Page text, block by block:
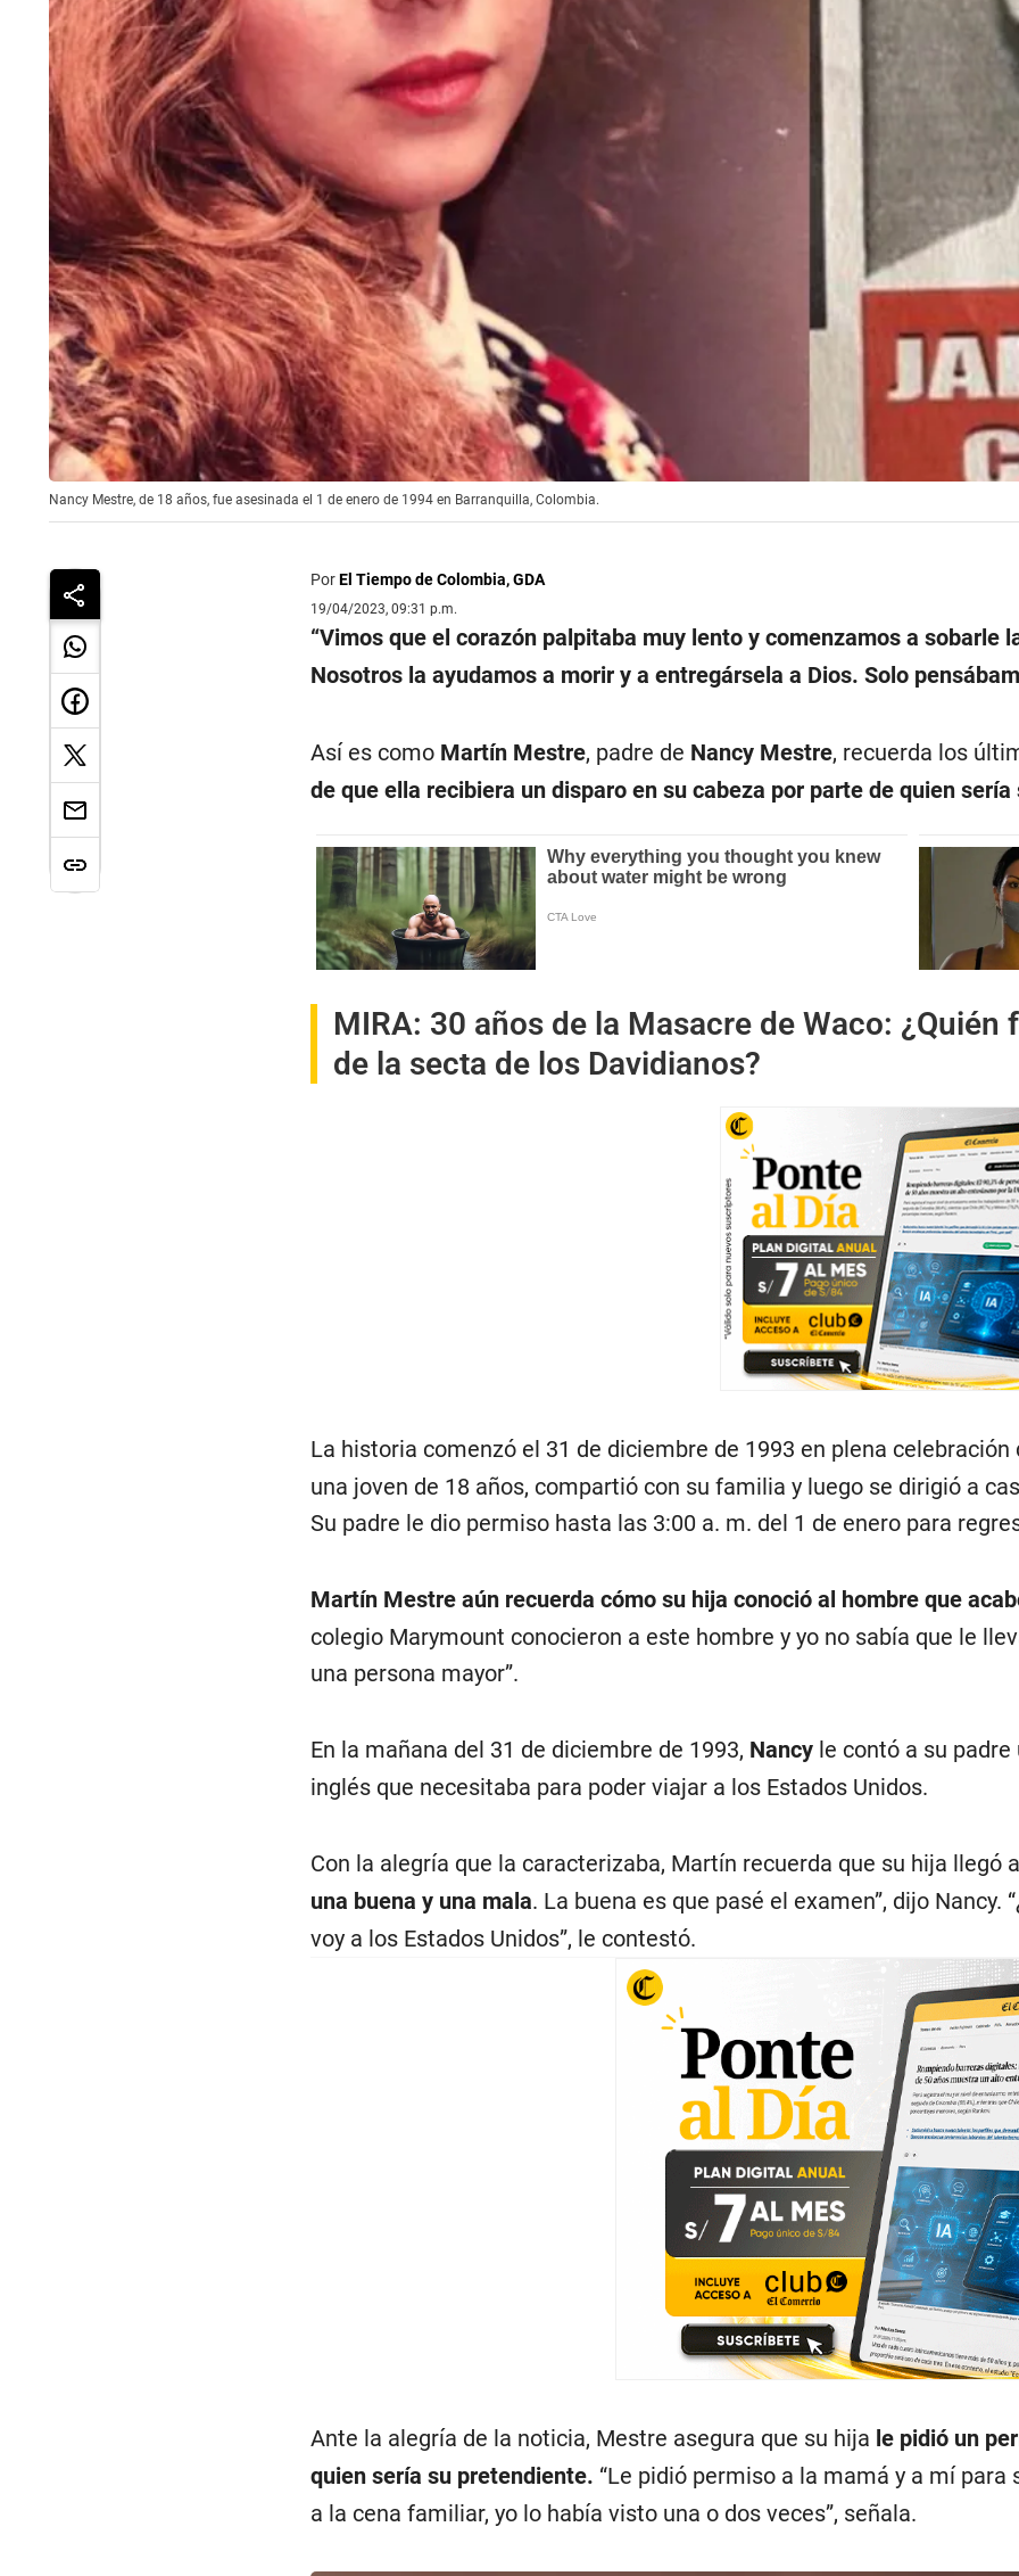
Nancy Mestre, de 18 años, fue asesinada el 1 de enero de 1994 en Barranquilla, Colombia.
PorEl Tiempo de Colombia, GDA
19/04/2023, 09:31 p.m.
“Vimos que el corazón palpitaba muy lento y comenzamos a sobarle
Nosotros la ayudamos a morir y a entregársela a Dios. Solo
Así es como Martín Mestre, padre de Nancy Mestre, recuerda los
de que ella recibiera un disparo en su cabeza por parte de quien
MIRA: 30 años de la Masacre de Waco:
de la secta de los Davidianos?
La historia comenzó el 31 de diciembre de 1993 en plena celebración
una joven de 18 años, compartió con su familia y luego se dirigió a
Su padre le dio permiso hasta las 3:00 a. m. del 1 de enero para
Martín Mestre aún recuerda cómo su hija conoció al hombre que
colegio Marymount conocieron a este hombre y yo no sabía que le
una persona mayor”.
En la mañana del 31 de diciembre de 1993, Nancy le contó a su
inglés que necesitaba para poder viajar a los Estados Unidos.
Con la alegría que la caracterizaba, Martín recuerda que su hija llegó
una buena y una mala. La buena es que pasé el examen”, dijo Nancy.
voy a los Estados Unidos”, le contestó.
Ante la alegría de la noticia, Mestre asegura que su hija le pidió un
quien sería su pretendiente. “Le pidió permiso a la mamá y a mí
a la cena familiar, yo lo había visto una o dos veces”, señala.